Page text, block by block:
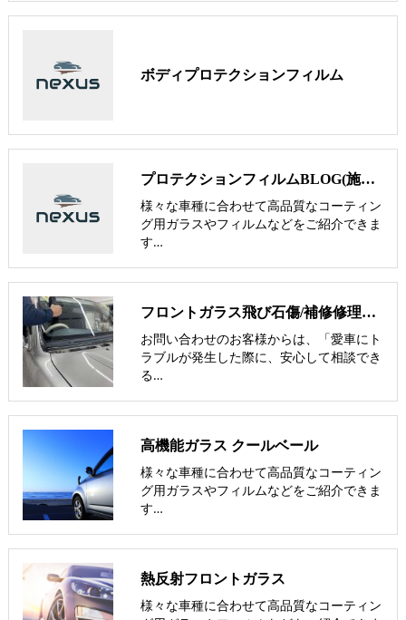
ボディプロテクションフィルム
プロテクションフィルムBLOG(施工事例)
様々な車種に合わせて高品質なコーティン
グ用ガラスやフィルムなどをご紹介できま
す…
フロントガラス飛び石傷/補修修理か交換/費用や保険修理の可否など解説
お問い合わせのお客様からは、「愛車にト
ラブルが発生した際に、安心して相談でき
る…
高機能ガラス クールベール
様々な車種に合わせて高品質なコーティン
グ用ガラスやフィルムなどをご紹介できま
す…
熱反射フロントガラス
様々な車種に合わせて高品質なコーティン